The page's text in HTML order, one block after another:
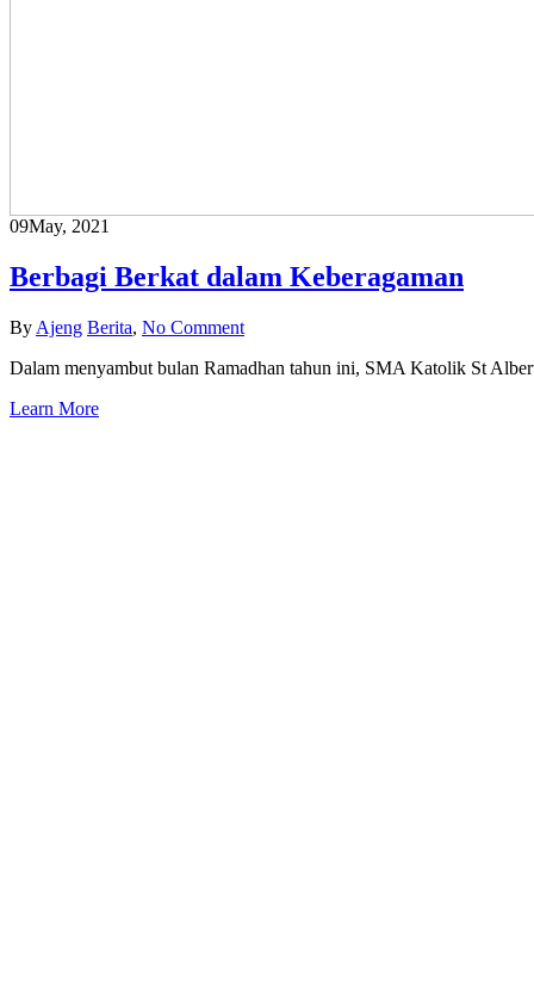
09May, 2021
Berbagi Berkat dalam Keberagaman
By Ajeng Berita, No Comment
Dalam menyambut bulan Ramadhan tahun ini, SMA Katolik St
Learn More